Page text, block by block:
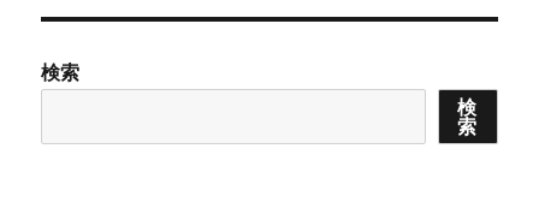
検索
検
索